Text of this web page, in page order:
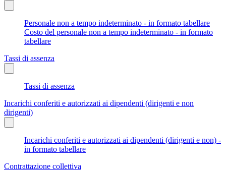
Personale non a tempo indeterminato - in formato tabellare
Costo del personale non a tempo indeterminato - in formato
tabellare
Tassi di assenza
Tassi di assenza
Incarichi conferiti e autorizzati ai dipendenti (dirigenti e non
dirigenti)
Incarichi conferiti e autorizzati ai dipendenti (dirigenti e non) -
in formato tabellare
Contrattazione collettiva